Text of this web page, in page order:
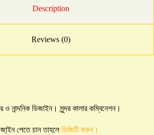
Description
Reviews (0)
ও নান্দনিক ডিজাইন। সুন্দর কালার কম্বিনেশন।
পেতে চান তাহলেভিজিটি করুন।